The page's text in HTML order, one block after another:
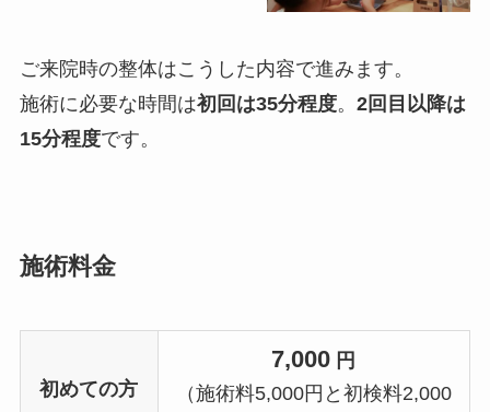
ご来院時の整体はこうした内容で進みます。
施術に必要な時間は初回は35分程度。 2回目以降は
15分程度です。
施術料金
初めての方
7,000 円
（施術料5,000円と初検料2,000